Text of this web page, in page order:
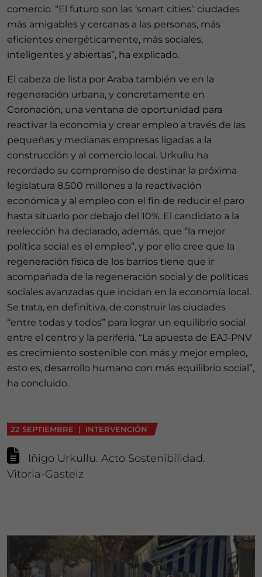
comercio. “El futuro son las ‘smart cities’: ciudades
más amigables y cercanas a las personas, más
eficientes energéticamente, más sociales,
inteligentes y abiertas”, ha explicado.
El cabeza de lista por Araba también ve en la
regeneración urbana, y concretamente en
Coronación, una ventana de oportunidad para
reactivar la economía y crear empleo a través de las
pequeñas y medianas empresas ligadas a la
construcción y al comercio local. Urkullu ha
recordado su compromiso de destinar la próxima
legislatura 8.500 millones a la reactivación
económica y al empleo con el fin de reducir el paro
hasta situarlo por debajo del 10%. El candidato a la
reelección ha declarado, además, que “la mejor
política social es el empleo”, y por ello cree que la
regeneración física de los barrios tiene que ir
acompañada de la regeneración social y de políticas
sociales avanzadas que incidan en la economía local.
Se trata, en definitiva, de construir las ciudades
“entre todas y todos” para lograr un equilibrio social
entre el centro y la periferia. “La apuesta de EAJ-PNV
es crecimiento sostenible con más y mejor empleo,
esto es, desarrollo humano con más equilibrio social”,
ha concluido.
22 SEPTIEMBRE | INTERVENCIÓN
Iñigo Urkullu. Acto Sostenibilidad.
Vitoria-Gasteiz